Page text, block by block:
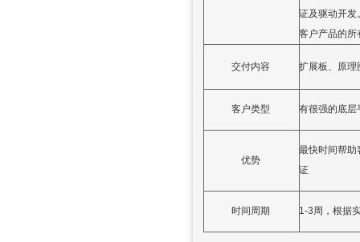
证及驱动开
客户产品的
交付内容 扩展板、原
客户类型 有很强的底
优势
最快时间帮
证
时间周期 1-3周，根据